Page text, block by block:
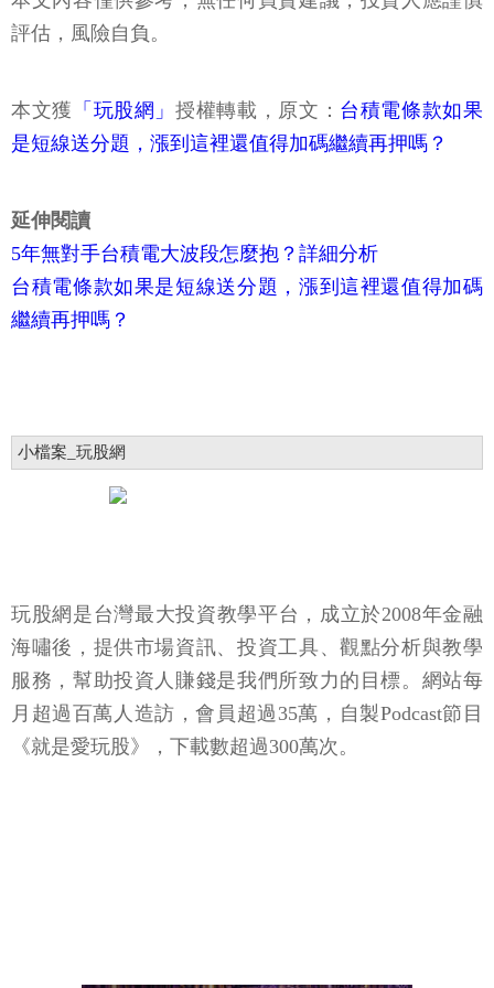
評估，風險自負。
本文獲 「玩股網」授權轉載，原文： 台積電條款如果
是短線送分題，漲到這裡還值得加碼繼續再押嗎？
延伸閱讀
5年無對手台積電大波段怎麼抱？詳細分析
台積電條款如果是短線送分題，漲到這裡還值得加碼
繼續再押嗎？
小檔案_玩股網
玩股網是台灣最大投資教學平台，成立於2008年金融
海嘯後，提供市場資訊、投資工具、觀點分析與教學
服務，幫助投資人賺錢是我們所致力的目標。網站每
月超過百萬人造訪，會員超過35萬，自製Podcast節目
《就是愛玩股》，下載數超過300萬次。